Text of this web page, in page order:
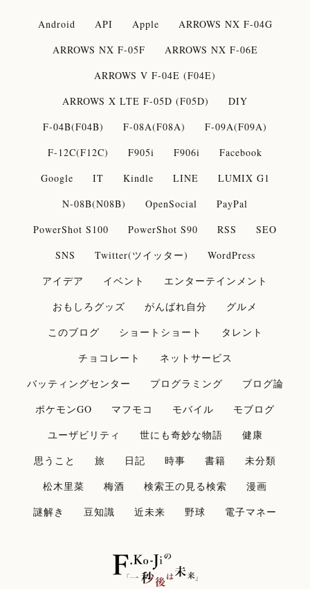
Android API Apple
ARROWS NX F-04G
ARROWS NX F-05F
ARROWS NX F-06E
ARROWS V F-04E (F04E)
ARROWS X LTE F-05D (F05D)
DIY
F-04B(F04B)
F-08A(F08A)
F-09A(F09A)
F-12C(F12C)
F905i F906i
Facebook
Google
IT Kindle LINE
LUMIX G1
N-08B(N08B)
OpenSocial
PayPal
PowerShot S100
PowerShot S90 RSS
SEO
SNS
Twitter(ツイッター)
WordPress
アイデア
イベント
エンターテインメント
おもしろグッズ
がんばれ自分
グルメ
このブログ
ショートショート
タレント
チョコレート
ネットサービス
バッティングセンター
プログラミング
ブログ論
ポケモンGO
マフモコ モバイル
モブログ
ユーザビリティ
世にも奇妙な物語
健康
思うこと
旅 日記 時事 書籍
未分類
松木里菜
梅酒 検索王の見る検索
漫画
謎解き
豆知識 近未来 野球 電子マネー